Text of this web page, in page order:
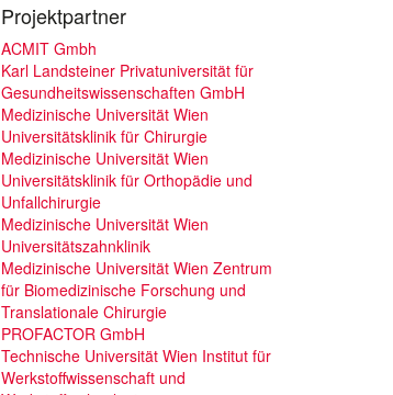
Projektpartner
ACMIT Gmbh
Karl Landsteiner Privatuniversität für
Gesundheitswissenschaften GmbH
Medizinische Universität Wien
Universitätsklinik für Chirurgie
Medizinische Universität Wien
Universitätsklinik für Orthopädie und
Unfallchirurgie
Medizinische Universität Wien
Universitätszahnklinik
Medizinische Universität Wien Zentrum
für Biomedizinische Forschung und
Translationale Chirurgie
PROFACTOR GmbH
Technische Universität Wien Institut für
Werkstoffwissenschaft und